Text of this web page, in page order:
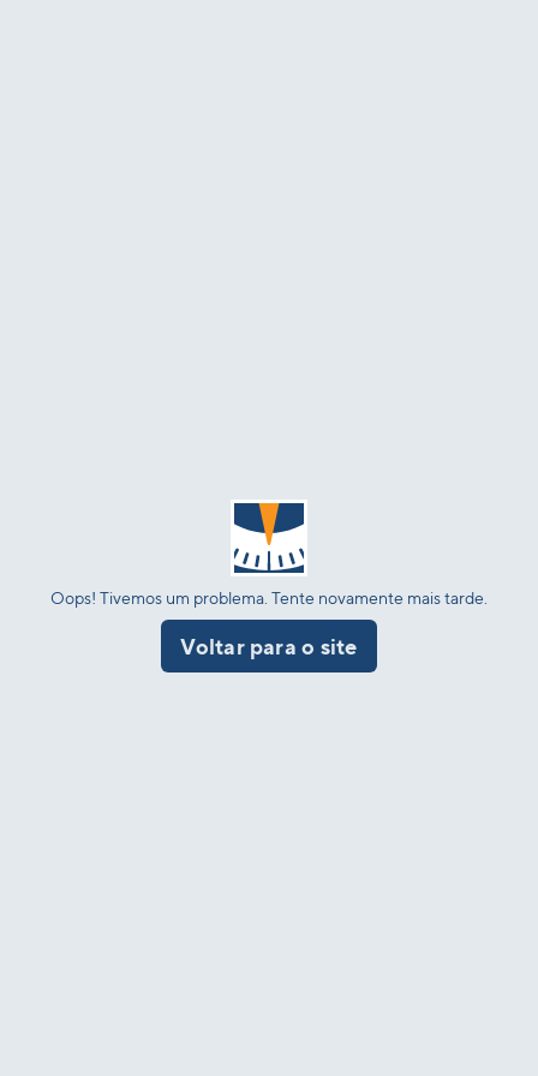
Oops! Tivemos um problema. Tente novamente mais tarde.
Voltar para o site